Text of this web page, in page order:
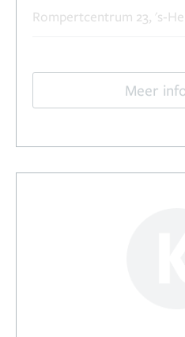
Rompertcentrum 23, 's-
Meer